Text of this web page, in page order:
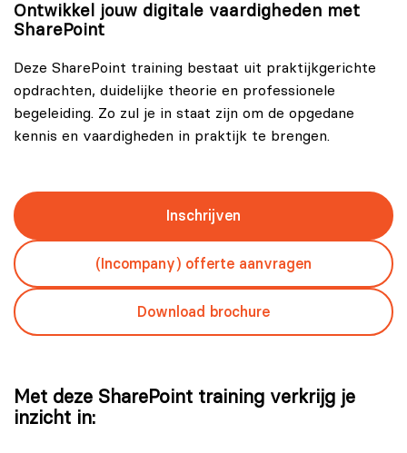
Ontwikkel jouw digitale vaardigheden met
SharePoint
Deze SharePoint training bestaat uit praktijkgerichte
opdrachten, duidelijke theorie en professionele
begeleiding. Zo zul je in staat zijn om de opgedane
kennis en vaardigheden in praktijk te brengen.
Inschrijven
(Incompany) offerte aanvragen
Download brochure
Met deze SharePoint training verkrijg je
inzicht in: